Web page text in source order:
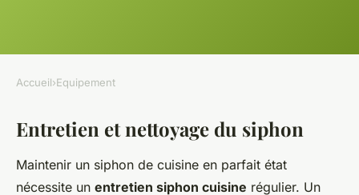
Accueil›Equipement
Entretien et nettoyage du siphon
Maintenir un siphon de cuisine en parfait état
nécessite un entretien siphon cuisine régulier. Un